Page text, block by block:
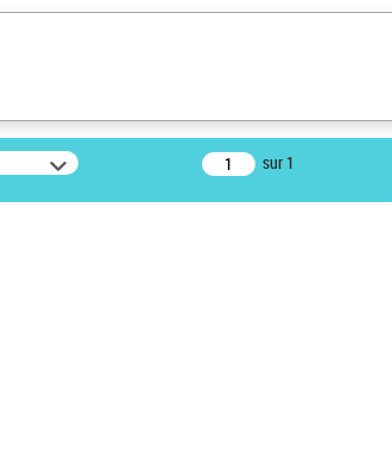
sur 1